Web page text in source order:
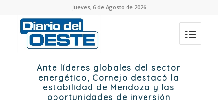
Jueves, 6 de Agosto de 2026
Ante líderes globales del sector
energético, Cornejo destacó la
estabilidad de Mendoza y las
oportunidades de inversión